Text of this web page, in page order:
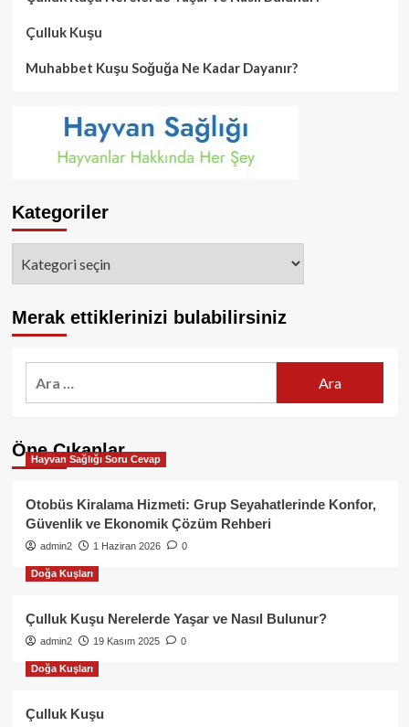
Çulluk Kuşu
Muhabbet Kuşu Soğuğa Ne Kadar Dayanır?
Kategoriler
Merak ettiklerinizi bulabilirsiniz
Öne Çıkanlar
Hayvan Sağlığı Soru Cevap
Otobüs Kiralama Hizmeti: Grup Seyahatlerinde Konfor,
Güvenlik ve Ekonomik Çözüm Rehberi
admin2 1 Haziran 2026 0
Doğa Kuşları
Çulluk Kuşu Nerelerde Yaşar ve Nasıl Bulunur?
admin2 19 Kasım 2025 0
Doğa Kuşları
Çulluk Kuşu